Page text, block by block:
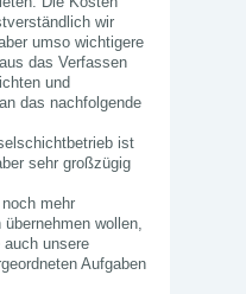
wir
umso wichtigere
das Verfassen
und
das nachfolgende
ist
sehr großzügig
mehr
wollen,
auch unsere
Aufgaben